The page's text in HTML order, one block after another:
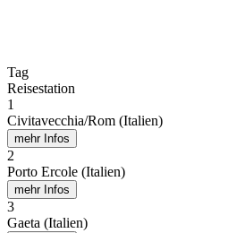
Tag
Reisestation
1
Civitavecchia/Rom (Italien)
mehr Infos
2
Porto Ercole (Italien)
mehr Infos
3
Gaeta (Italien)